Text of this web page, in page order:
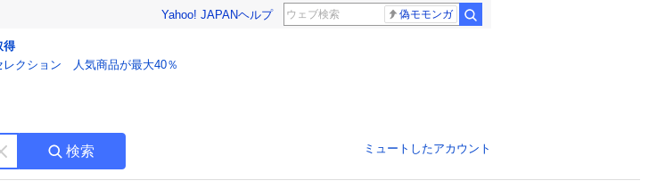
Yahoo! JAPANヘルプ 偽モモンガ
得
レクション 人気商品が最大40％
キ
ー
検索 ミュートしたアカウント